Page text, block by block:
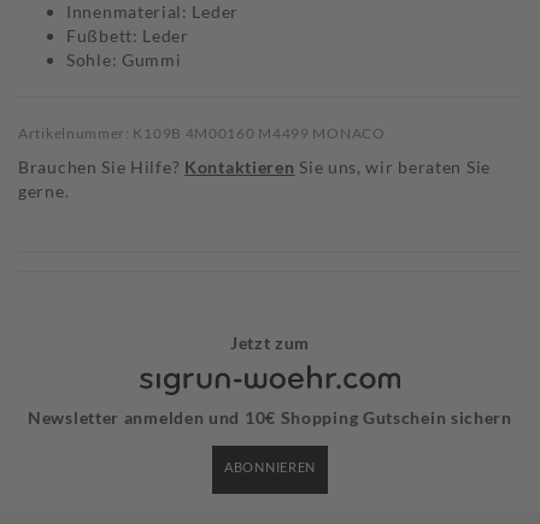
Innenmaterial: Leder
Fußbett: Leder
Sohle: Gummi
Artikelnummer: K109B 4M00160 M4499 MONACO
Brauchen Sie Hilfe? Kontaktieren Sie uns, wir beraten Sie
gerne.
Jetzt zum
Newsletter anmelden und 10€ Shopping Gutschein sichern
ABONNIEREN